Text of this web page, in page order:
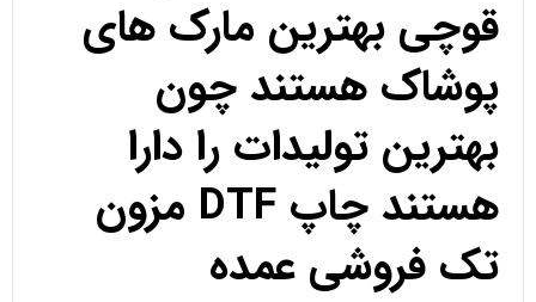
قوچی بهترین مارک های
پوشاک هستند چون
بهترین تولیدات را دارا
هستند چاپ DTF مزون
تک فروشی عمده